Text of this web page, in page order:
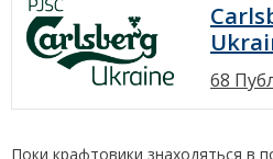
68
Поки крафтовики знаходяться в